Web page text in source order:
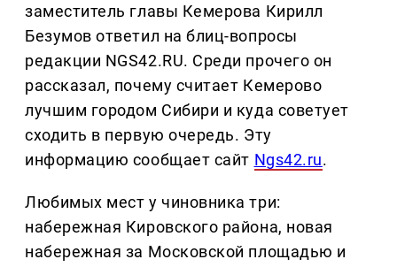
заместитель главы Кемерова Кирилл
Безумов ответил на блиц-вопросы
редакции NGS42.RU. Среди прочего он
рассказал, почему считает Кемерово
лучшим городом Сибири и куда советует
сходить в первую очередь. Эту
информацию сообщает сайт Ngs42.ru.
Любимых мест у чиновника три:
набережная Кировского района, новая
набережная за Московской площадью и